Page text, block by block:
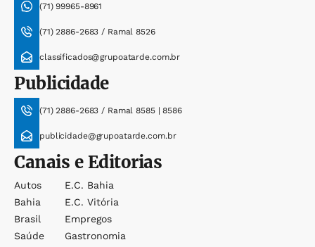
(71) 99965-8961
(71) 2886-2683 / Ramal 8526
classificados@grupoatarde.com.br
Publicidade
(71) 2886-2683 / Ramal 8585 | 8586
publicidade@grupoatarde.com.br
Canais e Editorias
Autos
Bahia
Brasil
Saúde
E.c. Bahia
E.c. Vitória
Empregos
Gastronomia